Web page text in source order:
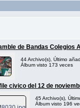
de Bandas Colegios
44 Archivo(s), Último
Álbum visto 173 veces
civico del 12 de
45 Archivo(s),
Álbum visto 196